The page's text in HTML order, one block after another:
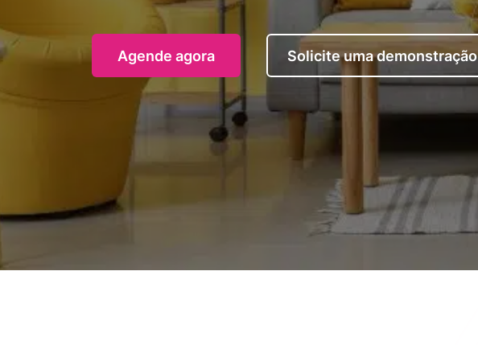
Agende agora Solicite uma demonstração